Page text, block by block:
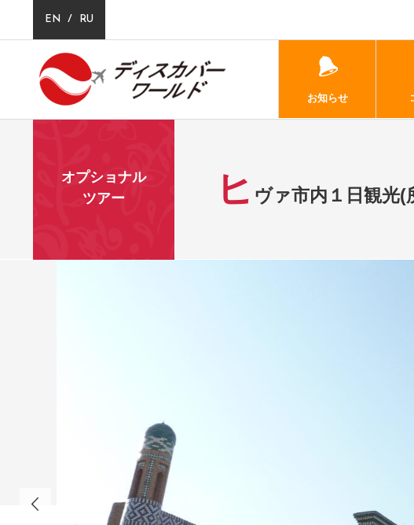
EN / RU
お知らせ
過去のオプショナルツアー ヒヴァ市内１日観光(所要時間９時間・昼食付)
オプショナル
ツアー
ヒ ヴァ市内１日観光(